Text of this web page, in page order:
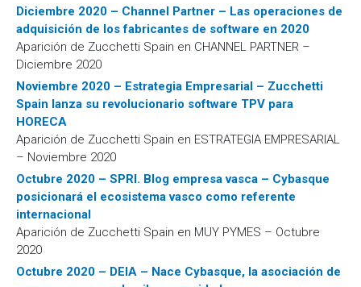
Diciembre 2020 – Channel Partner – Las operaciones de
adquisición de los fabricantes de software en 2020
Aparición de Zucchetti Spain en CHANNEL PARTNER –
Diciembre 2020
Noviembre 2020 – Estrategia Empresarial – Zucchetti
Spain lanza su revolucionario software TPV para
HORECA
Aparición de Zucchetti Spain en ESTRATEGIA EMPRESARIAL
– Noviembre 2020
Octubre 2020 – SPRI. Blog empresa vasca – Cybasque
posicionará el ecosistema vasco como referente
internacional
Aparición de Zucchetti Spain en MUY PYMES – Octubre
2020
Octubre 2020 – DEIA – Nace Cybasque, la asociación de